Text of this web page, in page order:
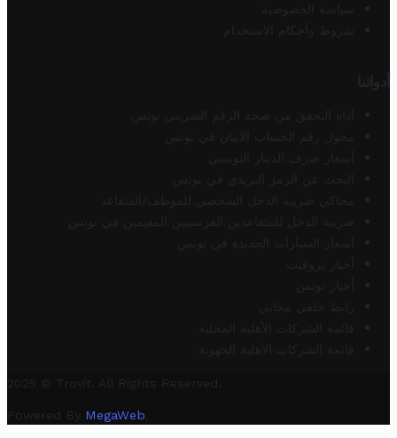
سياسة الخصوصية
شروط وأحكام الاستخدام
أدواتنا
أداة التحقق من صحة الرقم الضريبي تونس
محول رقم الحساب الآيبان في تونس
أسعار صرف الدينار التونسي
البحث عن الرمز البريدي في تونس
محاكي ضريبة الدخل الشخصي للموظف/المتقاعد
ضريبة الدخل للمتقاعدين الفرنسيين المقيمين في تونس
أسعار السيارات الجديدة في تونس
أخبار تروفيت
أخبار تونس
رابط خلفي مجاني
قائمة الشركات الأهلية المحلية
قائمة الشركات الأهلية الجهوية
2025 © Trovit. All Rights Reserved.
Powered By MegaWeb